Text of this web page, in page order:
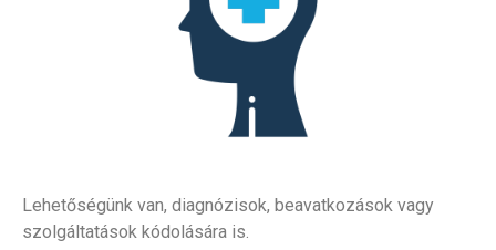
Lehetőségünk van, diagnózisok, beavatkozások vagy
szolgáltatások kódolására is.